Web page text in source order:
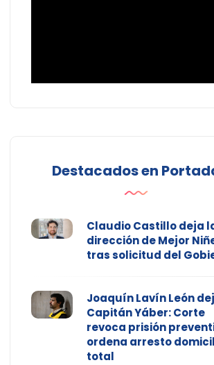
Destacados en
Claudio Castillo deja
dirección de Mejor
tras solicitud del
Joaquín Lavín León
Capitán Yáber: Corte
revoca prisión
ordena arresto
total